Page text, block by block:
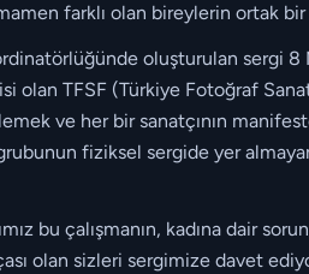
farklı olan bireylerin ortak
oluşturulan sergi 8
olan TFSF (Türkiye Fotoğraf
ve her bir sanatçının
fiziksel sergide yer
bu çalışmanın, kadına dair
olan sizleri sergimize davet